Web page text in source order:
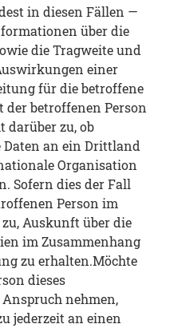
in diesen Fällen —
über die
die Tragweite und
einer
für die betroffene
der betroffenen Person
darüber zu, ob
Daten an ein Drittland
Organisation
Sofern dies der Fall
Person im
Auskunft über die
im Zusammenhang
zu erhalten.Möchte
dieses
nehmen,
jederzeit an einen